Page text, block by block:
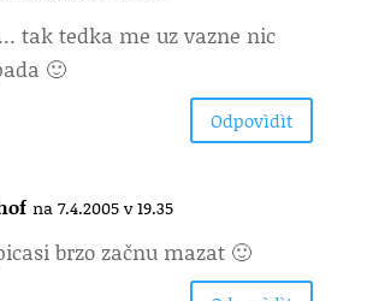
tak tedka me uz vazne nic
🙂
Odpovìdìt
na 7.4.2005 v 19.35
asi brzo začnu mazat 🙂